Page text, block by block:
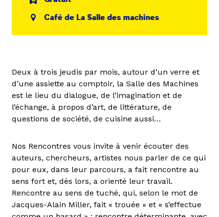
Café de La Salle des machines
Deux à trois jeudis par mois, autour d’un verre et
d’une assiette au comptoir, la Salle des Machines
est le lieu du dialogue, de l’imagination et de
l’échange, à propos d’art, de littérature, de
questions de société, de cuisine aussi…
Nos Rencontres vous invite à venir écouter des
auteurs, chercheurs, artistes nous parler de ce qui
pour eux, dans leur parcours, a fait rencontre au
sens fort et, dès lors, a orienté leur travail.
Rencontre au sens de tuché, qui, selon le mot de
Jacques-Alain Miller, fait « trouée » et « s’effectue